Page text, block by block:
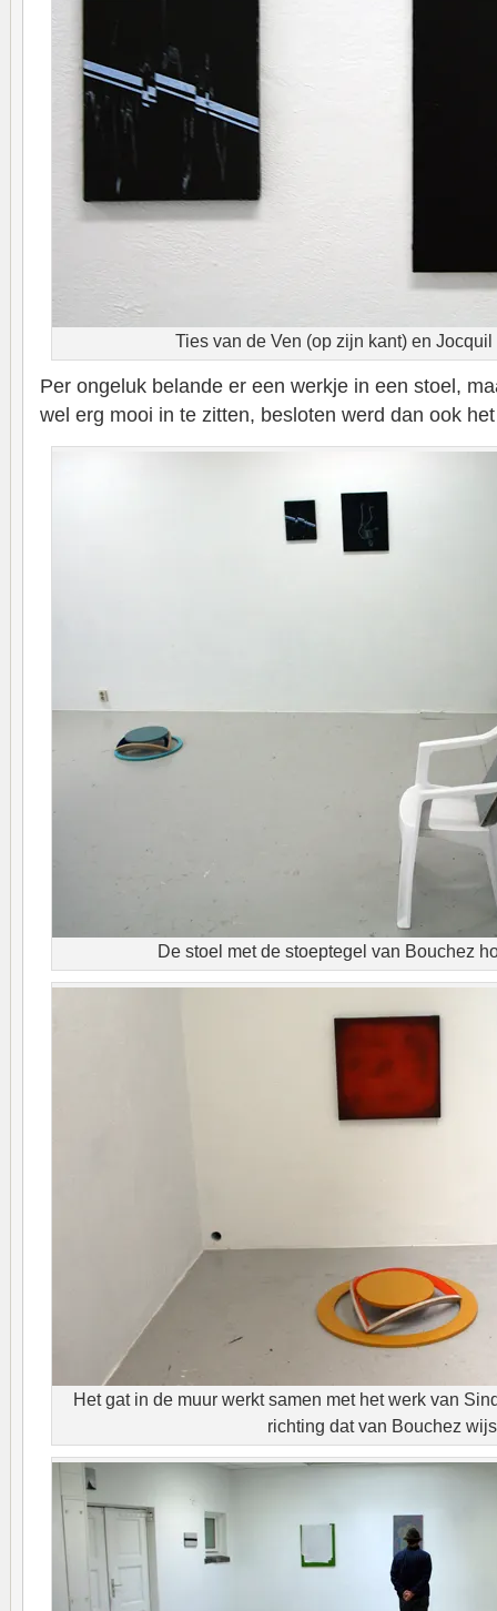
Ties van de Ven (op zijn kant) en
Per ongeluk belande er een werkje in een stoel,
wel erg mooi in te zitten, besloten werd dan ook
De stoel met de stoeptegel van Bouchez
Het gat in de muur werkt samen met het werk van
richting dat van Bouchez